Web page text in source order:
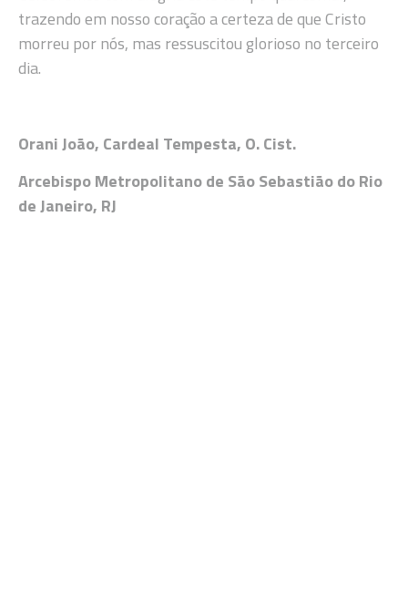
trazendo em nosso coração a certeza de que Cristo
morreu por nós, mas ressuscitou glorioso no terceiro
dia.
Orani João, Cardeal Tempesta, O. Cist.
Arcebispo Metropolitano de São Sebastião do Rio
de Janeiro, RJ